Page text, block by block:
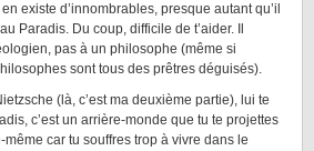
existe d’innombrables, presque autant qu’il
Paradis. Du coup, difficile de t’aider. Il
pas à un philosophe (même si
sont tous des prêtres déguisés).
(là, c’est ma deuxième partie), lui te
c’est un arrière-monde que tu te projettes
car tu souffres trop à vivre dans le